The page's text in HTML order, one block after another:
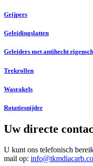
Grijpers
Geleidingslatten
Geleiders met antihecht
Trekrollen
Wasrakels
Rotatiesnijder
Uw directe
U kunt ons telefonisch
mail op: